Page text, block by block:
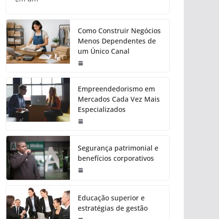
Como Construir Negócios
Menos Dependentes de
um Único Canal
Empreendedorismo em
Mercados Cada Vez Mais
Especializados
Segurança patrimonial e
benefícios corporativos
Educação superior e
estratégias de gestão